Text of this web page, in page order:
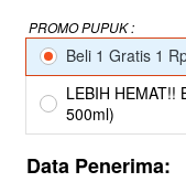
PROMO PUPUK :
Beli 1 Gratis 1
LEBIH HEMAT!!
500ml)
Data Penerima: